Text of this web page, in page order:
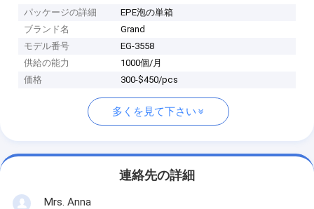
パッケージの詳細
EPE泡の単箱
ブランド名
Grand
モデル番号
EG-3558
供給の能力
1000個/月
価格
300-$450/pcs
多くを見て下さい
連絡先の詳細
Mrs. Anna